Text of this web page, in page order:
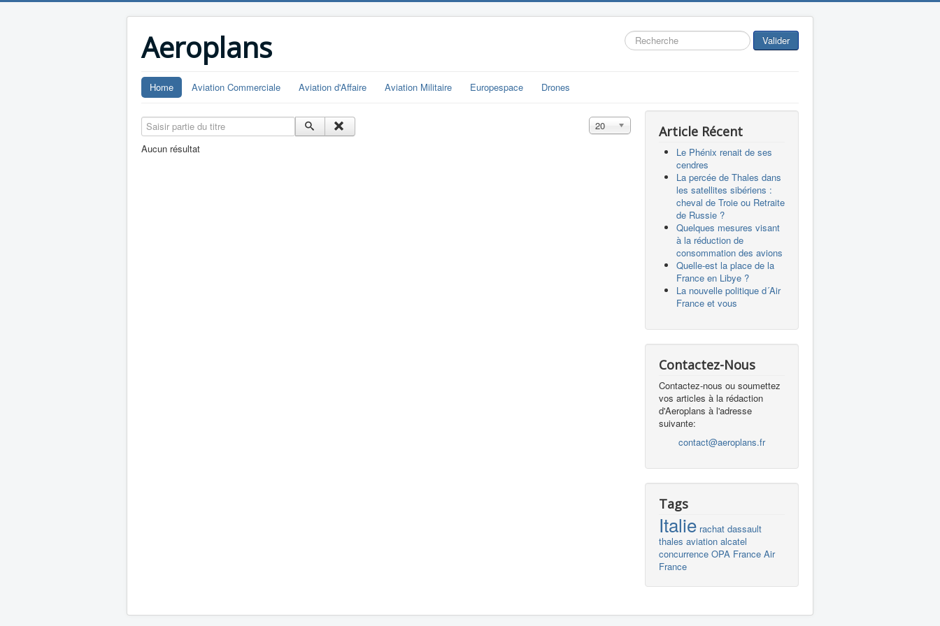
Aeroplans Rechercher Valider
Home Aviation Commerciale Aviation d'Affaire Aviation Militaire Europespace Drones
Saisir partie du titre Affichage #
20
Aucun résultat
Article Récent
Le Phénix renait de ses
cendres
La percée de Thales dans
les satellites sibériens :
cheval de Troie ou Retraite
de Russie ?
Quelques mesures visant
à la réduction de
consommation des avions
Quelle-est la place de la
France en Libye ?
La nouvelle politique d´Air
France et vous
Contactez-Nous
Contactez-nous ou soumettez
vos articles à la rédaction
d'Aeroplans à l'adresse
suivante:
contact@aeroplans.fr
Tags
Italie rachat dassault
thales aviation alcatel
concurrence OPA France Air
France